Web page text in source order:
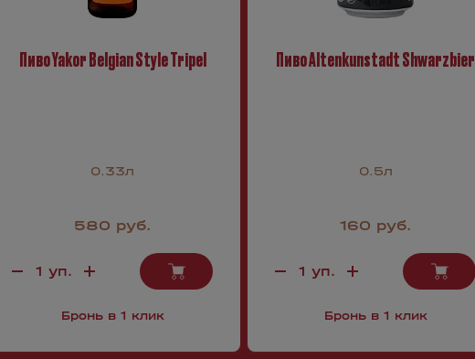
Пиво Yakor Belgian Style Tripel
0.33л
580 руб.
Бронь в 1 клик
Пиво Altenkunstadt Shwarzbier
0.5л
160 руб.
Бронь в 1 клик